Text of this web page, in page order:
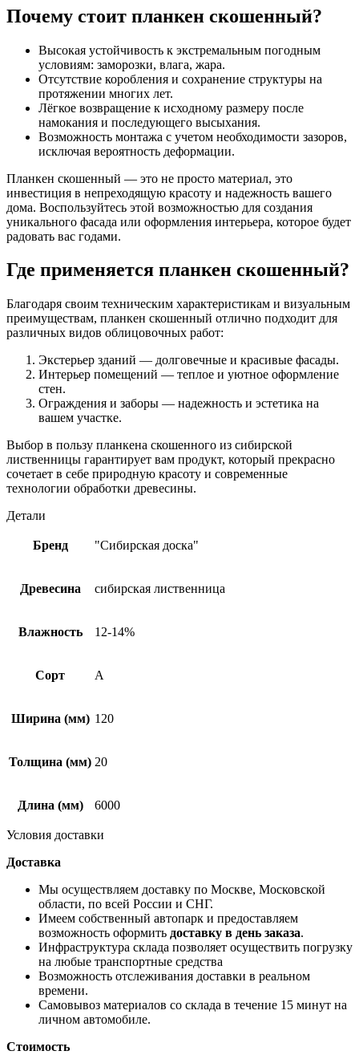
Почему стоит планкен скошенный?
Высокая устойчивость к экстремальным погодным
условиям: заморозки, влага, жара.
Отсутствие коробления и сохранение структуры на
протяжении многих лет.
Лёгкое возвращение к исходному размеру после
намокания и последующего высыхания.
Возможность монтажа с учетом необходимости зазоров,
исключая вероятность деформации.
Планкен скошенный — это не просто материал, это
инвестиция в непреходящую красоту и надежность вашего
дома. Воспользуйтесь этой возможностью для создания
уникального фасада или оформления интерьера, которое будет
радовать вас годами.
Где применяется планкен скошенный?
Благодаря своим техническим характеристикам и визуальным
преимуществам, планкен скошенный отлично подходит для
различных видов облицовочных работ:
Экстерьер зданий — долговечные и красивые фасады.
Интерьер помещений — теплое и уютное оформление
стен.
Ограждения и заборы — надежность и эстетика на
вашем участке.
Выбор в пользу планкена скошенного из сибирской
лиственницы гарантирует вам продукт, который прекрасно
сочетает в себе природную красоту и современные
технологии обработки древесины.
Детали
Бренд "Сибирская доска"
Древесина сибирская лиственница
Влажность 12-14%
Сорт А
Ширина (мм) 120
Толщина (мм) 20
Длина (мм) 6000
Условия доставки
Доставка
Мы осуществляем доставку по Москве, Московской
области, по всей России и СНГ.
Имеем собственный автопарк и предоставляем
возможность оформить доставку в день заказа.
Инфраструктура склада позволяет осуществить погрузку
на любые транспортные средства
Возможность отслеживания доставки в реальном
времени.
Самовывоз материалов со склада в течение 15 минут на
личном автомобиле.
Стоимость